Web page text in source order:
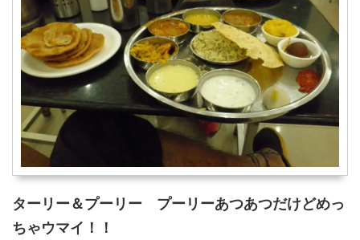
ターリー＆プーリー プーリーあつあつだけどめっ
ちゃウマイ！！